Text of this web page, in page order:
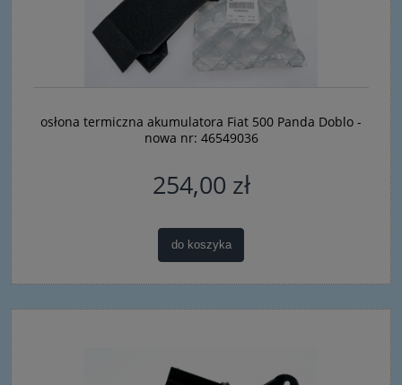
osłona termiczna akumulatora Fiat 500 Panda Doblo -
nowa nr: 46549036
254,00 zł
do koszyka